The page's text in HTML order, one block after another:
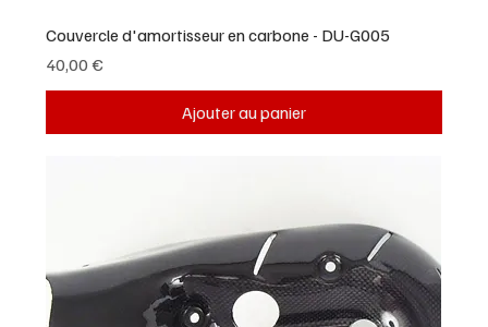
Couvercle d'amortisseur en carbone - DU-G005
Prix
40,00 €
Ajouter au panier